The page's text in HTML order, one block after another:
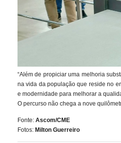
“Além de propiciar uma melhoria
na vida da população que reside no
e modernidade para melhorar a
O percurso não chega a nove
Fonte: Ascom/CME
Fotos: Milton Guerreiro